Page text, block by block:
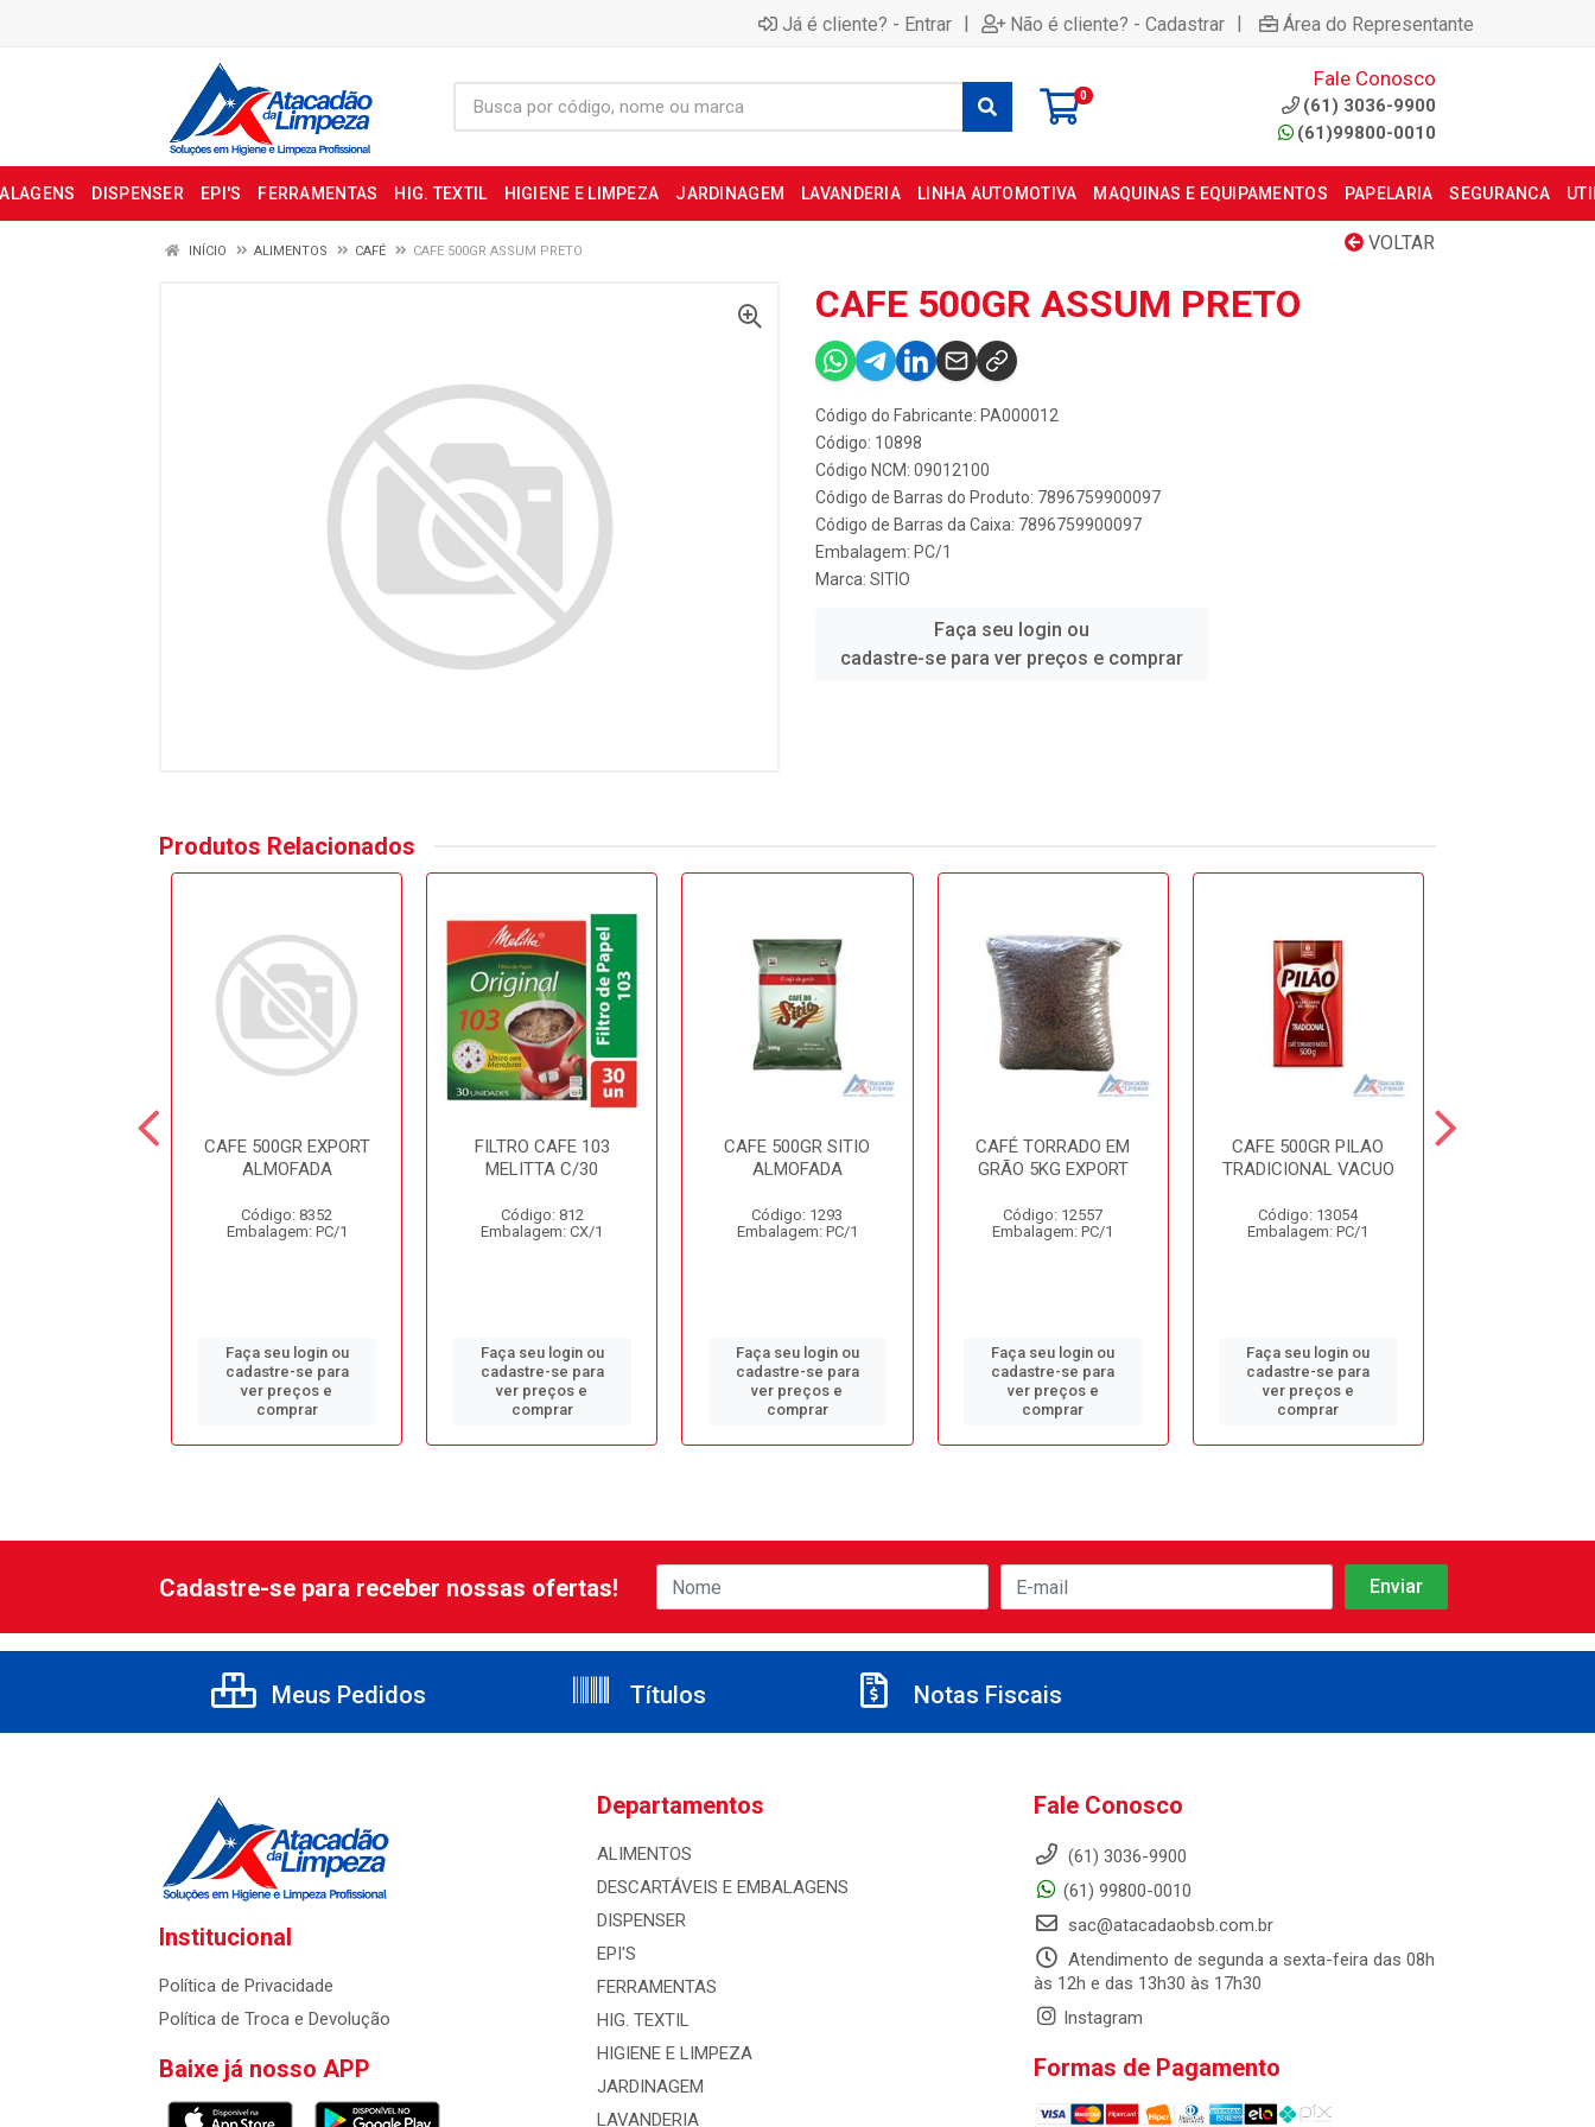
Já é cliente? - Entrar | Não é cliente? - Cadastrar | Área do Representante
0
Fale Conosco
(61) 3036-9900
(61)99800-0010
DISPENSER EPI'S FERRAMENTAS HIG. TEXTIL HIGIENE E LIMPEZA JARDINAGEM LAVANDERIA LINHA AUTOMOTIVA MAQUINAS E EQUIPAMENTOS PAPELARIA SEGURANCA
VOLTAR
INÍCIO ALIMENTOS CAFÉ CAFE 500GR ASSUM PRETO
CAFE 500GR ASSUM PRETO
Código do Fabricante: PA000012
Código: 10898
Código NCM: 09012100
Código de Barras do Produto: 7896759900097
Código de Barras da Caixa: 7896759900097
Embalagem: PC/1
Marca: SITIO
Faça seu login ou
cadastre-se para ver preços e comprar
Produtos Relacionados
CAFE 500GR EXPORT
ALMOFADA
Código: 8352
Embalagem: PC/1
Faça seu login ou
cadastre-se para
ver preços e
comprar
FILTRO CAFE 103
MELITTA C/30
Código: 812
Embalagem: CX/1
Faça seu login ou
cadastre-se para
ver preços e
comprar
CAFE 500GR SITIO
ALMOFADA
Código: 1293
Embalagem: PC/1
Faça seu login ou
cadastre-se para
ver preços e
comprar
CAFÉ TORRADO EM
GRÃO 5KG EXPORT
Código: 12557
Embalagem: PC/1
Faça seu login ou
cadastre-se para
ver preços e
comprar
CAFE 500GR PILAO
TRADICIONAL VACUO
Código: 13054
Embalagem: PC/1
Faça seu login ou
cadastre-se para
ver preços e
comprar
Cadastre-se para receber nossas ofertas!
Meus Pedidos Títulos Notas Fiscais
Institucional
Política de Privacidade
Política de Troca e Devolução
Baixe já nosso APP
Departamentos
ALIMENTOS
DESCARTÁVEIS E EMBALAGENS
DISPENSER
EPI'S
FERRAMENTAS
HIG. TEXTIL
HIGIENE E LIMPEZA
JARDINAGEM
LAVANDERIA
Fale Conosco
(61) 3036-9900
(61) 99800-0010
sac@atacadaobsb.com.br
Atendimento de segunda a sexta-feira das 08h
às 12h e das 13h30 às 17h30
Instagram
Formas de Pagamento